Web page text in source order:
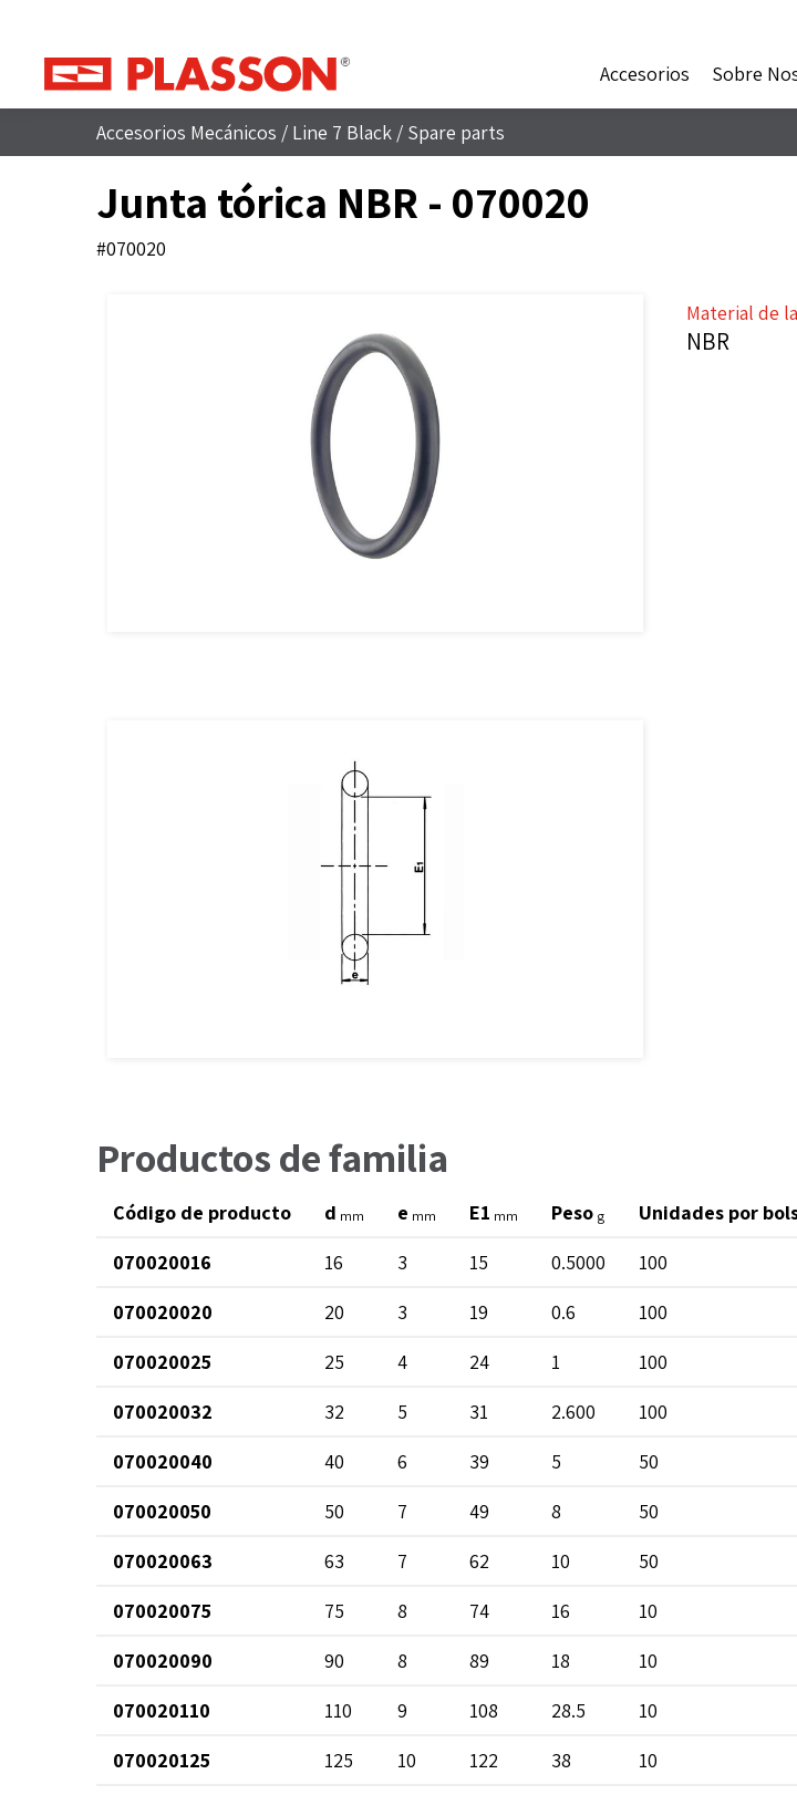
Accesorios
Sobre
Accesorios Mecánicos / Line 7 Black / Spare parts
Junta tórica NBR - 070020
#070020
Material de
NBR
Productos de familia
Código de producto d mm e mm E1 mm Peso g Unidades por
070020016
16 3 15 0.5000 100
070020020
20 3 19 0.6 100
070020025
25 4 24 1 100
070020032
32 5 31 2.600 100
070020040
40 6 39 5 50
070020050
50 7 49 8 50
070020063
63 7 62 10 50
070020075
75 8 74 16 10
070020090
90 8 89 18 10
070020110
110 9 108 28.5 10
070020125
125 10 122 38 10